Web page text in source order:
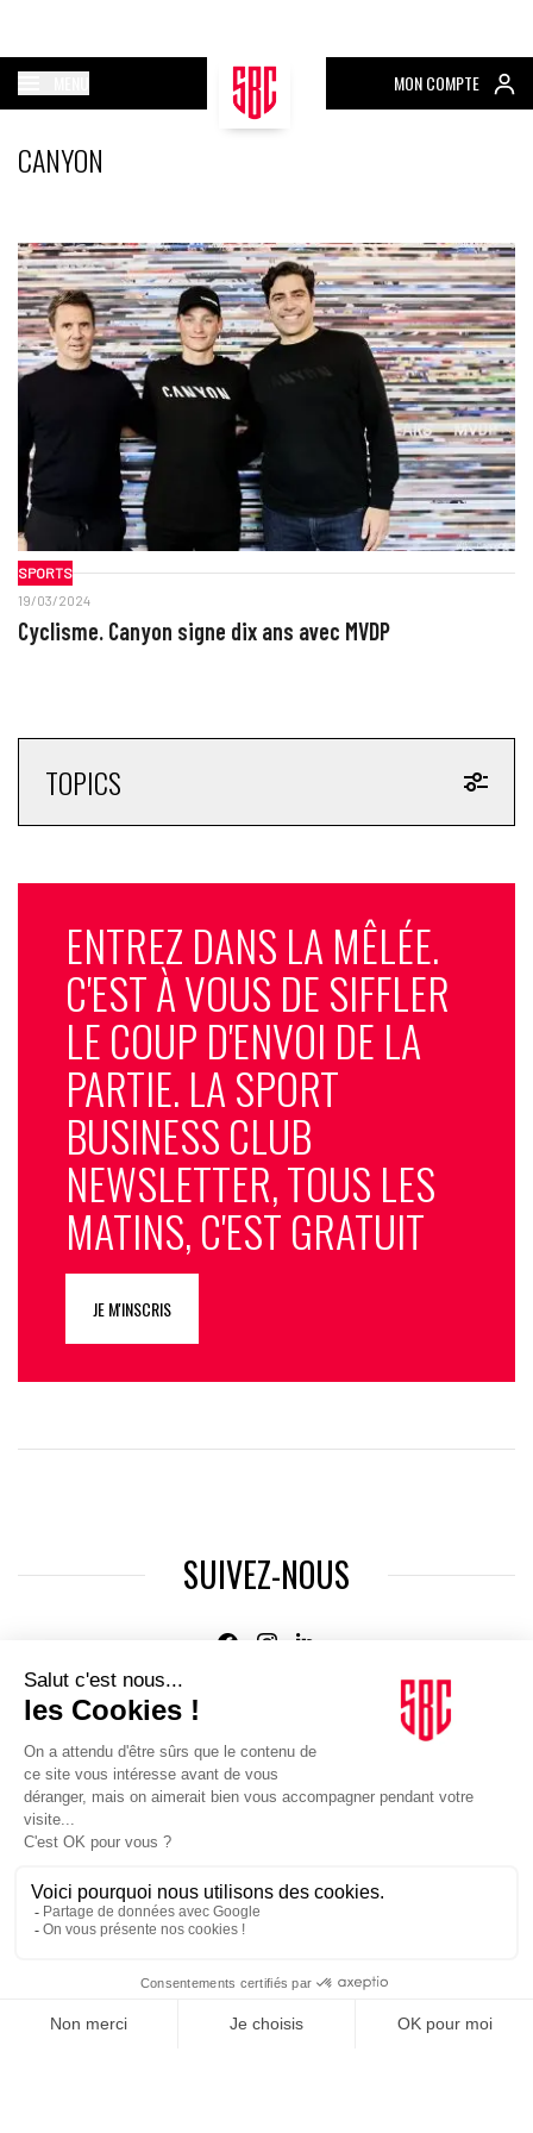
MON COMPTE
CANYON
SPORTS
19/03/2024
Cyclisme. Canyon signe dix ans avec MVDP
TOPICS
ENTREZ DANS LA MÊLÉE.
C'EST À VOUS DE SIFFLER
LE COUP D'ENVOI DE LA
PARTIE. LA SPORT
BUSINESS CLUB
NEWSLETTER, TOUS LES
MATINS, C'EST GRATUIT
JE M'INSCRIS
SUIVEZ-NOUS
Agence web:Novius